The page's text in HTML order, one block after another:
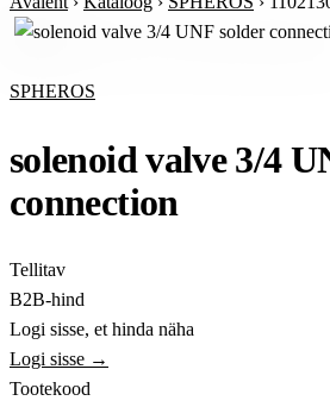
SPHEROS
solenoid valve 3/4
connection
Tellitav
B2B-hind
Logi sisse, et hinda näha
Logi sisse →
Tootekood